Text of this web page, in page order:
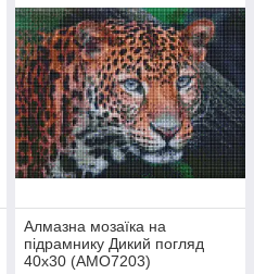
Алмазна мозаїка на
підрамнику Дикий погляд
40х30 (AMO7203)